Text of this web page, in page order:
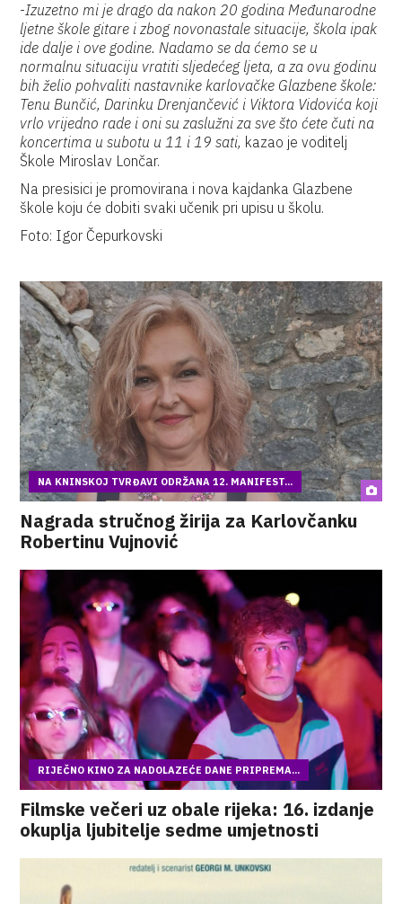
-Izuzetno mi je drago da nakon 20 godina Međunarodne
ljetne škole gitare i zbog novonastale situacije, škola ipak
ide dalje i ove godine. Nadamo se da ćemo se u
normalnu situaciju vratiti sljedećeg ljeta, a za ovu godinu
bih želio pohvaliti nastavnike karlovačke Glazbene škole:
Tenu Bunčić, Darinku Drenjančević i Viktora Vidovića koji
vrlo vrijedno rade i oni su zaslužni za sve što ćete čuti na
koncertima u subotu u 11 i 19 sati, kazao je voditelj
Škole Miroslav Lončar.
Na presisici je promovirana i nova kajdanka Glazbene
škole koju će dobiti svaki učenik pri upisu u školu.
Foto: Igor Čepurkovski
NA KNINSKOJ TVRĐAVI ODRŽANA 12. MANIFEST...
Nagrada stručnog žirija za Karlovčanku
Robertinu Vujnović
RIJEČNO KINO ZA NADOLAZEĆE DANE PRIPREMA...
Filmske večeri uz obale rijeka: 16. izdanje
okuplja ljubitelje sedme umjetnosti